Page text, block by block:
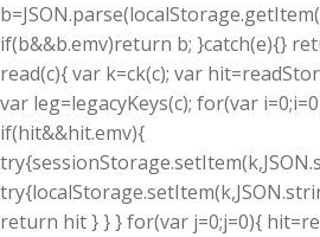
if(b&&b.emv)return b; }catch(e){}
read(c){ var k=ck(c); var
var leg=legacyKeys(c); for(var i=0;i
if(hit&&hit.emv){
return hit } } } for(var j=0;j=0){